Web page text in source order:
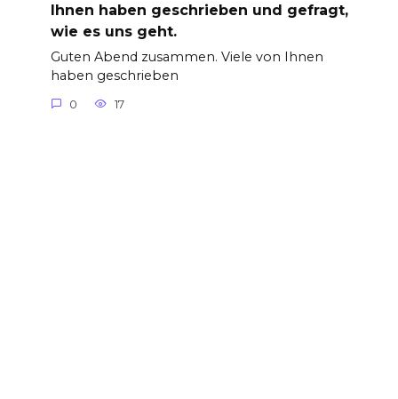
Ihnen haben geschrieben und gefragt,
wie es uns geht.
Guten Abend zusammen. Viele von Ihnen
haben geschrieben
0 17